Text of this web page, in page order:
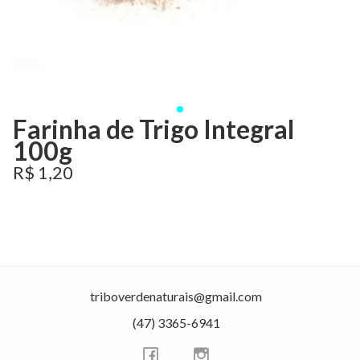
Farinha de Trigo Integral
100g
R$ 1,20
triboverdenaturais@gmail.com
(47) 3365-6941